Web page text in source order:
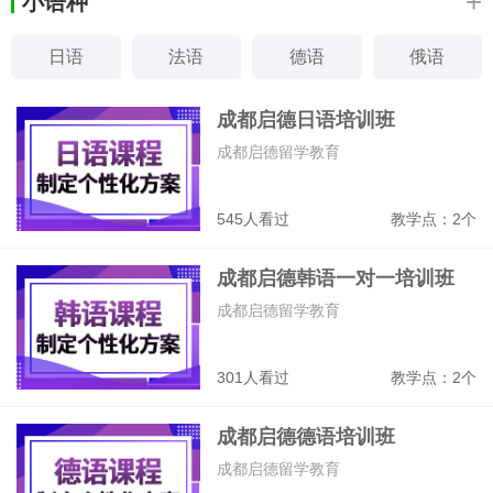
日语 法语 德语 俄语
韩语 西班牙语 意大利语 阿拉伯语
成都启德日语培训班
545人看过 教学点：2个
成都启德留学教育
成都启德韩语一对一培训班
301人看过 教学点：2个
成都启德留学教育
成都启德德语培训班
成都启德留学教育